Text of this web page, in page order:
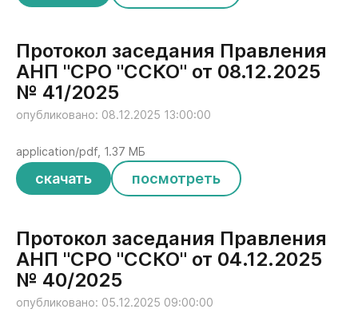
Протокол заседания Правления
АНП "СРО "ССКО" от 08.12.2025
№ 41/2025
опубликовано: 08.12.2025 13:00:00
скачать посмотреть
application/pdf, 1.37 МБ
Протокол заседания Правления
АНП "СРО "ССКО" от 04.12.2025
№ 40/2025
опубликовано: 05.12.2025 09:00:00